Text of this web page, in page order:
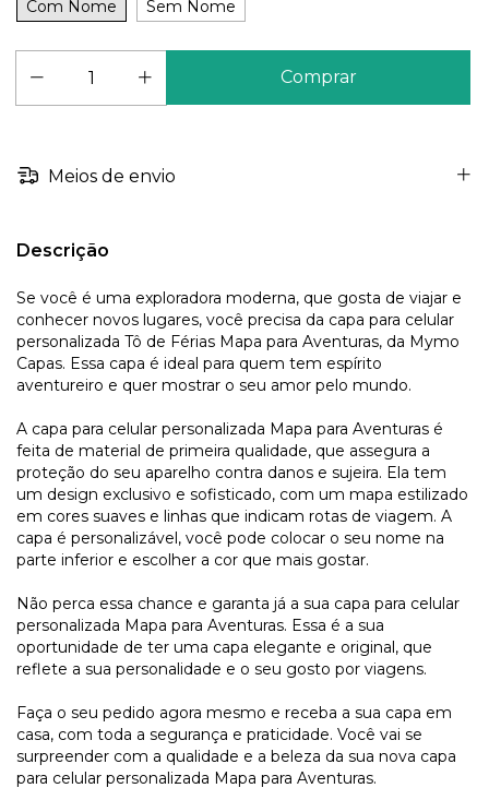
Com Nome
Sem Nome
Meios de envio
Descrição
Se você é uma exploradora moderna, que gosta de viajar e
conhecer novos lugares, você precisa da capa para celular
personalizada Tô de Férias Mapa para Aventuras, da Mymo
Capas. Essa capa é ideal para quem tem espírito
aventureiro e quer mostrar o seu amor pelo mundo.
A capa para celular personalizada Mapa para Aventuras é
feita de material de primeira qualidade, que assegura a
proteção do seu aparelho contra danos e sujeira. Ela tem
um design exclusivo e sofisticado, com um mapa estilizado
em cores suaves e linhas que indicam rotas de viagem. A
capa é personalizável, você pode colocar o seu nome na
parte inferior e escolher a cor que mais gostar.
Não perca essa chance e garanta já a sua capa para celular
personalizada Mapa para Aventuras. Essa é a sua
oportunidade de ter uma capa elegante e original, que
reflete a sua personalidade e o seu gosto por viagens.
Faça o seu pedido agora mesmo e receba a sua capa em
casa, com toda a segurança e praticidade. Você vai se
surpreender com a qualidade e a beleza da sua nova capa
para celular personalizada Mapa para Aventuras.